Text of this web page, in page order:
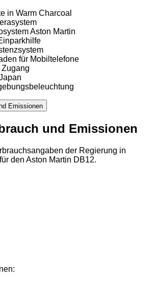
in Warm Charcoal
Aston Martin
für Mobiltelefone
Emissionen
und Emissionen
der Regierung in
den Aston Martin DB12.